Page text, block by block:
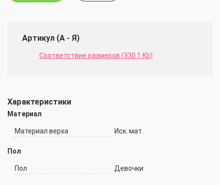
Артикул (А - Я)
Соответствие размеров (330.1 Kb)
Характеристики
Материал
Материал верха Иск. мат.
Пол
Пол Девочки